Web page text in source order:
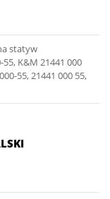
statyw
K&M 21441 000
55, 21441 000 55,